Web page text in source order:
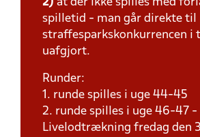
2) at der ikke spilles med
spilletid - man går direkte til
straffesparkskonkurrencen
uafgjort.
Runder:
1. runde spilles i uge 44-45
2. runde spilles i uge 46-47 -
Livelodtrækning fredag den